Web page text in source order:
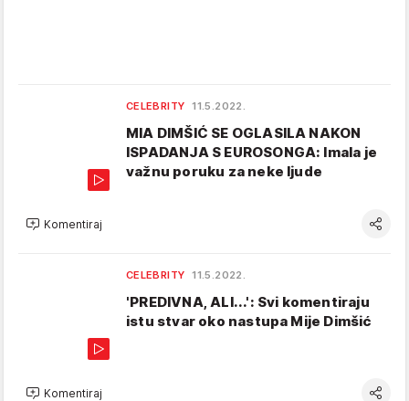
CELEBRITY 11.5.2022.
MIA DIMŠIĆ SE OGLASILA NAKON
ISPADANJA S EUROSONGA: Imala je
važnu poruku za neke ljude
Komentiraj
CELEBRITY 11.5.2022.
'PREDIVNA, ALI...': Svi komentiraju
istu stvar oko nastupa Mije Dimšić
Komentiraj